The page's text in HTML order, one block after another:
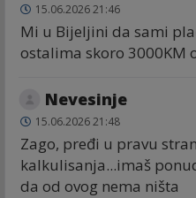
15.06.2026 21:46
Mi u Bijeljini da sami
ostalima skoro 3000KM
Nevesinje
15.06.2026 21:48
Zago, pređi u pravu
kalkulisanja...imaš
da od ovog nema ništa